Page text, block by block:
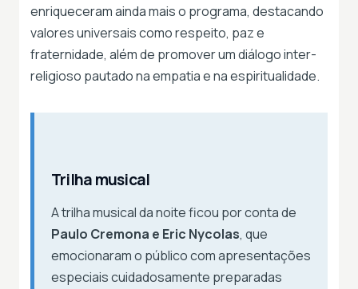
enriqueceram ainda mais o programa, destacando
valores universais como respeito, paz e
fraternidade, além de promover um diálogo inter-
religioso pautado na empatia e na espiritualidade.
Trilha musical
A trilha musical da noite ficou por conta de
Paulo Cremona e Eric Nycolas, que
emocionaram o público com apresentações
especiais cuidadosamente preparadas